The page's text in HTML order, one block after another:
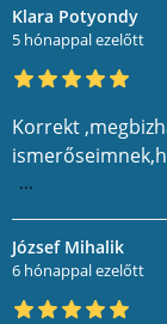
Klara Potyondy
5 hónappal ezelőtt
Korrekt
...
József Mihalik
6 hónappal ezelőtt